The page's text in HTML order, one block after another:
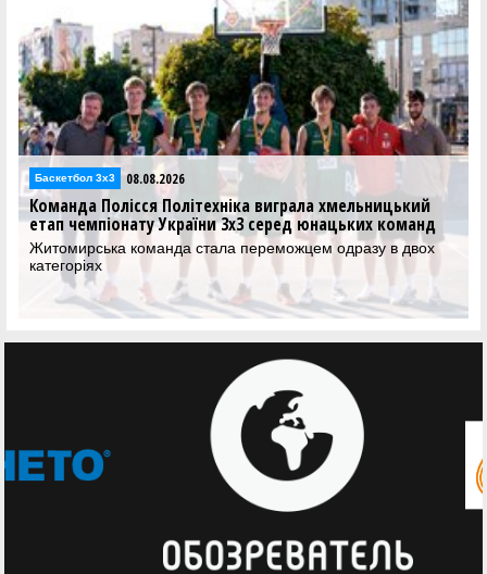
Баскетбол 3х3 08.08.2026
Команда Полісся Політехніка виграла хмельницький
етап чемпіонату України 3х3 серед юнацьких команд
Житомирська команда стала переможцем одразу в двох
категоріях